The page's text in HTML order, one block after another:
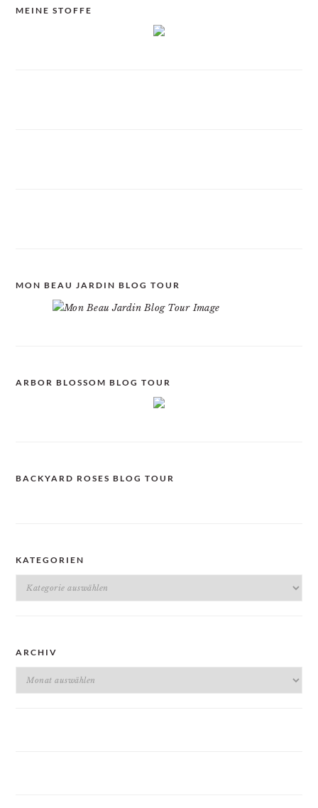
MEINE STOFFE
MON BEAU JARDIN BLOG TOUR
ARBOR BLOSSOM BLOG TOUR
BACKYARD ROSES BLOG TOUR
KATEGORIEN
Kategorien
ARCHIV
Archiv